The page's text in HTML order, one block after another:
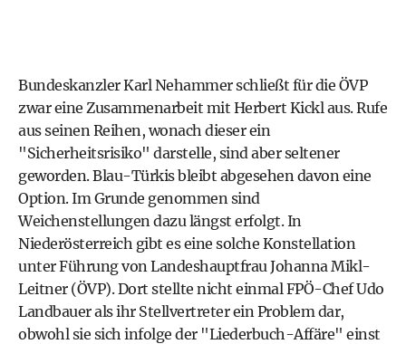
BundeskanzlerKarl Nehammerschließt für die ÖVP
zwar eine Zusammenarbeit mit Herbert Kickl aus. Rufe
aus seinen Reihen, wonach dieser ein
"Sicherheitsrisiko" darstelle, sind aber seltener
geworden. Blau-Türkis bleibt abgesehen davon eine
Option. Im Grunde genommen sind
Weichenstellungen dazu längst erfolgt. In
Niederösterreich gibt es eine solche Konstellation
unter Führung von LandeshauptfrauJohanna Mikl-
Leitner(ÖVP). Dort stellte nicht einmal FPÖ-ChefUdo
Landbauerals ihr Stellvertreter ein Problem dar,
obwohl sie sich infolge der "Liederbuch-Affäre" einst